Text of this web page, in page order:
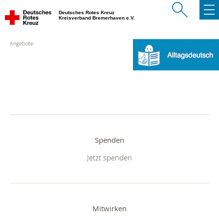
Deutsches Rotes Kreuz
Kreisverband Bremerhaven e.V.
Angebote
Spenden
Jetzt spenden
Mitwirken